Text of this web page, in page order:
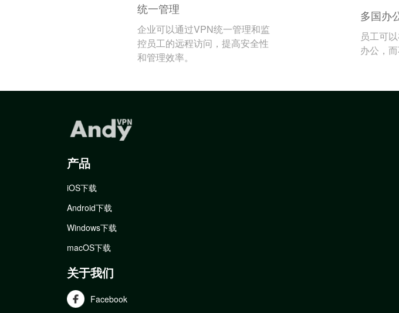
统一管理
企业可以通过VPN统一管理和监
控员工的远程访问，提高安全性
和管理效率。
多国办
员工可
办公，而
产品
iOS下载
Android下载
Windows下载
macOS下载
关于我们
Facebook